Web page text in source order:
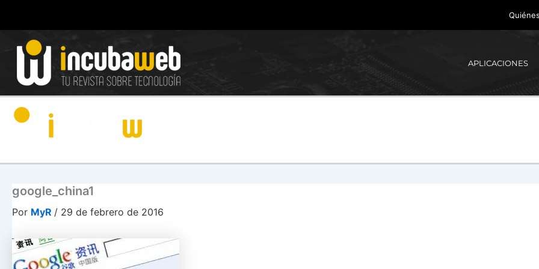
contenido
APLICACIONES
google_china1
Por MyR / 29 de febrero de 2016